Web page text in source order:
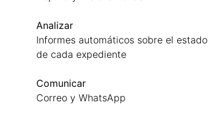
Analizar
Informes automáticos sobre el estado
de cada expediente
Comunicar
Correo y WhatsApp